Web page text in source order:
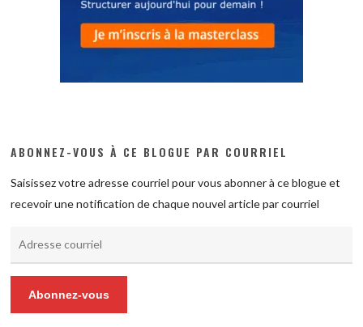
ABONNEZ-VOUS À CE BLOGUE PAR COURRIEL
Saisissez votre adresse courriel pour vous abonner à ce blogue et
recevoir une notification de chaque nouvel article par courriel
Abonnez-vous